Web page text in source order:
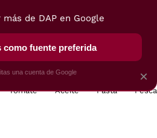
SELECCIÓN VEGUI
Tomate Aceite Pasta
×
más de DAP en Google
como fuente preferida
una cuenta de Google